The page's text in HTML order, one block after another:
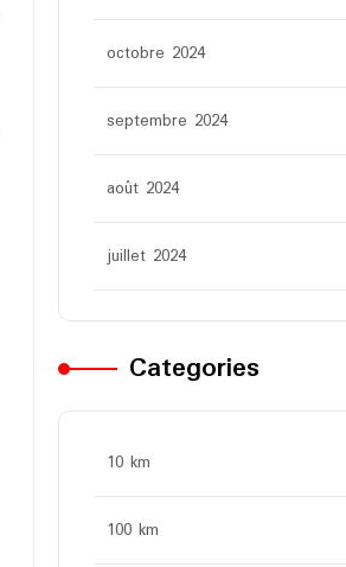
octobre 2024
septembre 2024
août 2024
juillet 2024
Categories
10 km
100 km